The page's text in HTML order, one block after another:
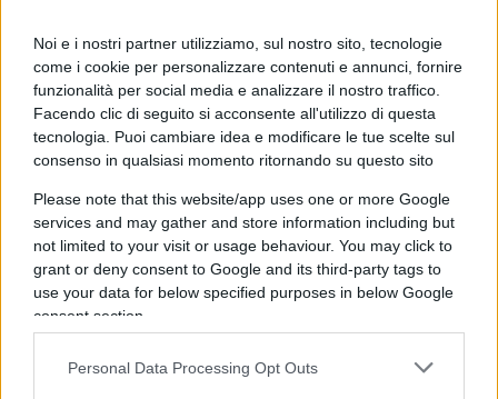
Noi e i nostri partner utilizziamo, sul nostro sito, tecnologie
come i cookie per personalizzare contenuti e annunci, fornire
funzionalità per social media e analizzare il nostro traffico.
Facendo clic di seguito si acconsente all'utilizzo di questa
tecnologia. Puoi cambiare idea e modificare le tue scelte sul
consenso in qualsiasi momento ritornando su questo sito
Please note that this website/app uses one or more Google
services and may gather and store information including but
not limited to your visit or usage behaviour. You may click to
grant or deny consent to Google and its third-party tags to
use your data for below specified purposes in below Google
consent section.
Personal Data Processing Opt Outs
nicolaporro.it
I nuovi intellò della sinistra
12 Settembre 2020, 14:29